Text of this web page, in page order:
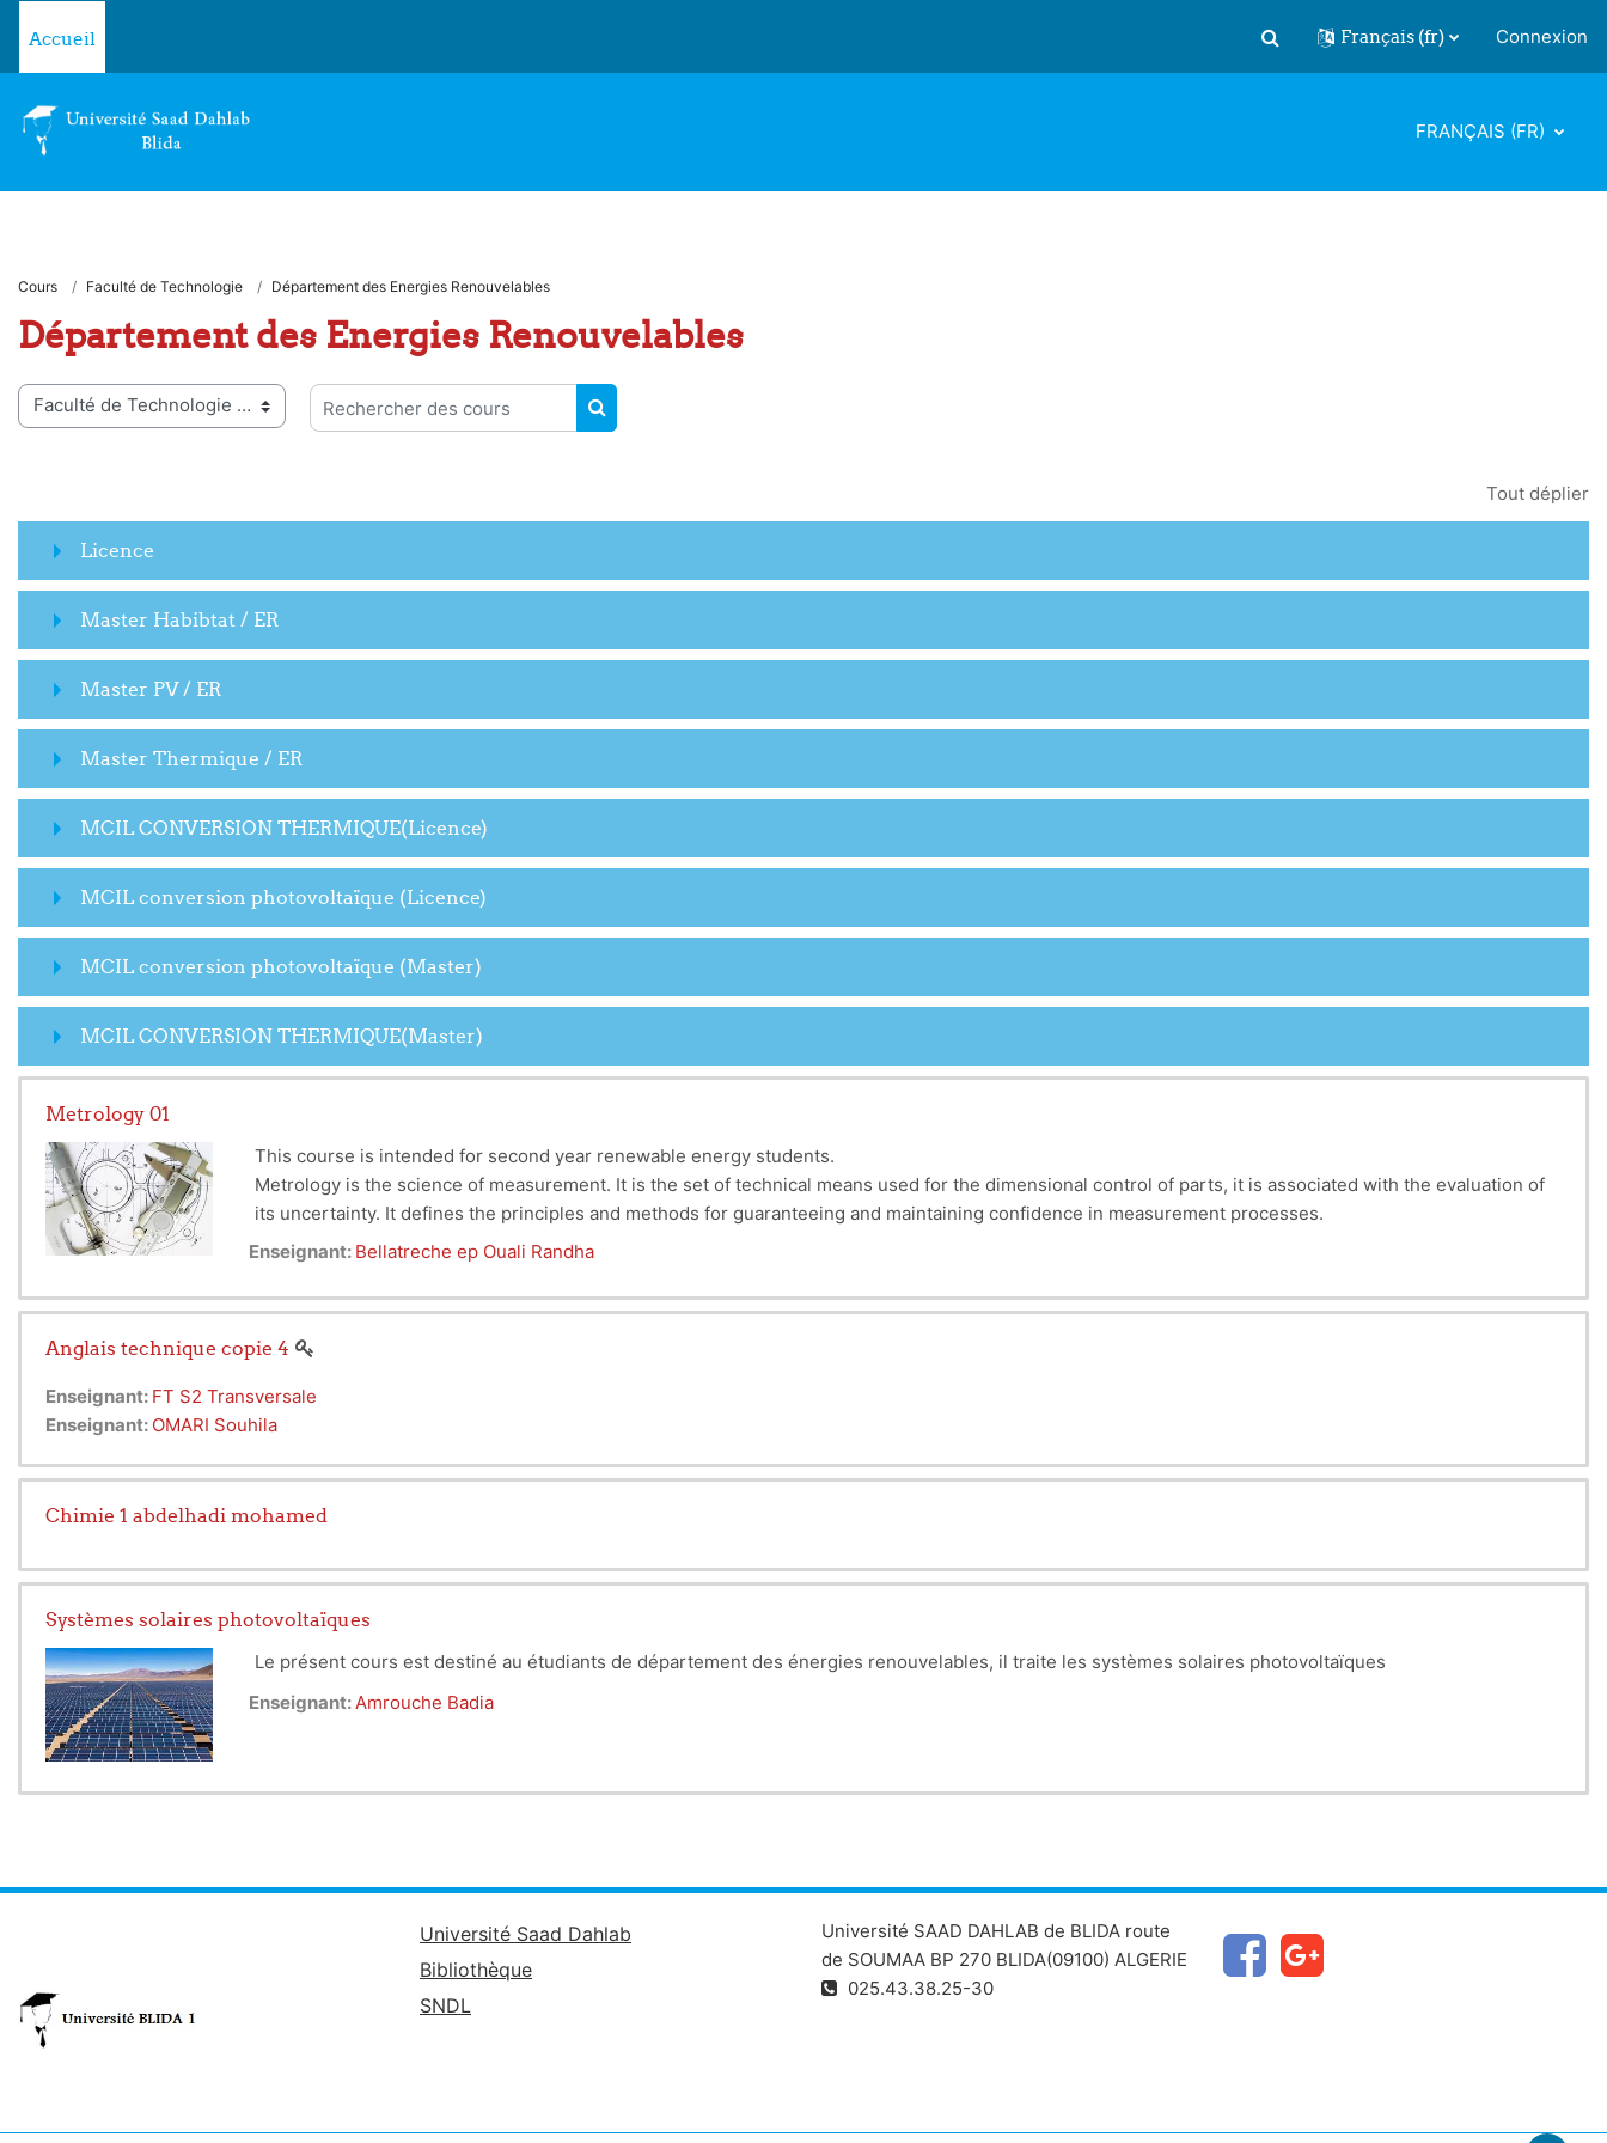
Accueil
Activer/désactiver la saisie de
Français ‎(fr)‎ Connexion
FRANÇAIS ‎(FR)‎
Cours Faculté de Technologie Département des Energies Renouvelables
Département des Energies Renouvelables
de cours
Rechercher des cours
RECHERCHER DES COURS
Tout déplier
Licence
Master Habibtat / ER
Master PV / ER
Master Thermique / ER
MCIL CONVERSION THERMIQUE(Licence)
MCIL conversion photovoltaïque (Licence)
MCIL conversion photovoltaïque (Master)
MCIL CONVERSION THERMIQUE(Master)
Metrology 01
This course is intended for second year renewable energy students.
Metrology is the science of measurement. It is the set of technical means used for the dimensional control of parts, it is associated with the evaluation of
its uncertainty. It defines the principles and methods for guaranteeing and maintaining confidence in measurement processes.
Enseignant: Bellatreche ep Ouali Randha
Anglais technique copie 4
Enseignant: FT S2 Transversale
Enseignant: OMARI Souhila
Chimie 1 abdelhadi mohamed
Systèmes solaires photovoltaïques
Le présent cours est destiné au étudiants de département des énergies renouvelables, il traite les systèmes solaires photovoltaïques
Enseignant:Amrouche Badia
Université Saad Dahlab
Bibliothèque
SNDL
Université SAAD DAHLAB de BLIDA route
de SOUMAA BP 270 BLIDA(09100) ALGERIE
025.43.38.25-30